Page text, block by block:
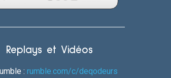
Replays et Vidéos
:rumble.com/c/deqodeurs